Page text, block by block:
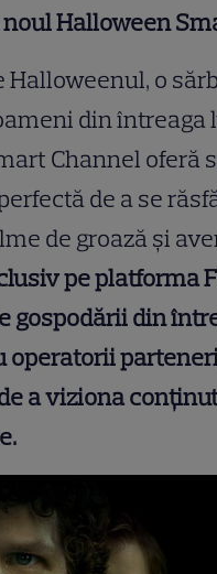
Halloween
Halloweenul, o
din întreaga
Channel oferă
de a se
de groază și
pe platforma
gospodării din
operatorii
a viziona